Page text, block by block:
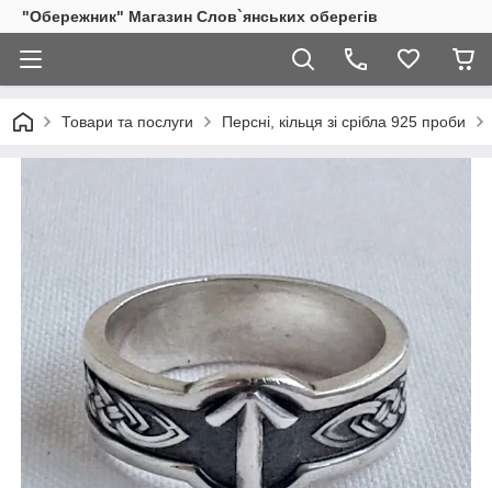
"Обережник" Магазин Слов`янських оберегів
Товари та послуги Персні, кільця зі срібла 925 проби